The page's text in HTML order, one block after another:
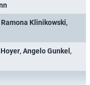
Ramona Klinikowski,
, Angelo Gunkel ,